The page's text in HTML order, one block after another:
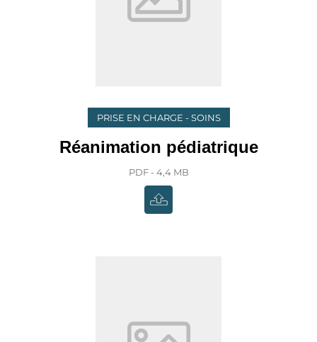
PRISE EN CHARGE - SOINS
Réanimation pédiatrique
PDF - 4,4 MB